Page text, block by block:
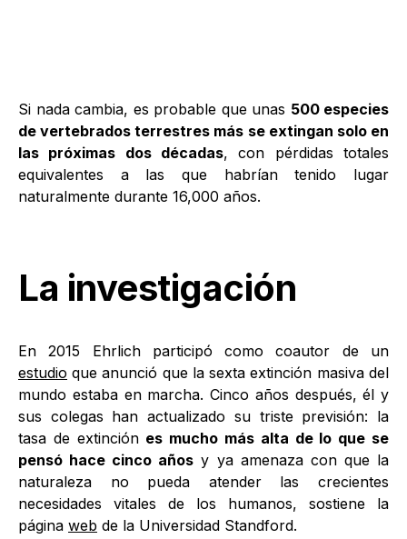
Si nada cambia, es probable que unas 500 especies
de vertebrados terrestres más se extingan solo en
las próximas dos décadas, con pérdidas totales
equivalentes a las que habrían tenido lugar
naturalmente durante 16,000 años.
La investigación
En 2015 Ehrlich participó como coautor de un
estudio que anunció que la sexta extinción masiva del
mundo estaba en marcha. Cinco años después, él y
sus colegas han actualizado su triste previsión: la
tasa de extinción es mucho más alta de lo que se
pensó hace cinco años y ya amenaza con que la
naturaleza no pueda atender las crecientes
necesidades vitales de los humanos, sostiene la
página web de la Universidad Standford.